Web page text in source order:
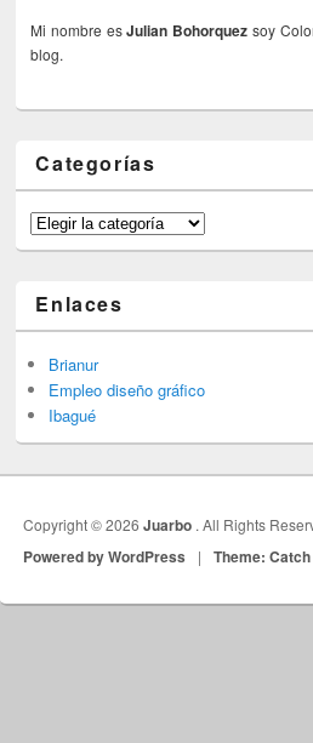
Mi nombre esJulian Bohorquez soy
blog.
Categorías
Categorías
Enlaces
Brianur
Empleo diseño gráfico
Ibagué
Copyright © 2026Juarbo . All Rights
Powered by WordPress | Theme: